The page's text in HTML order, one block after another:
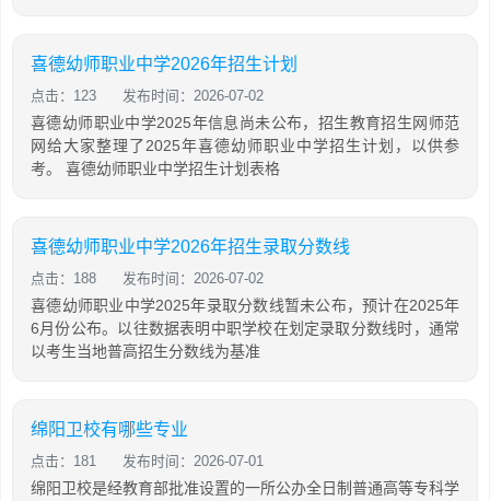
喜德幼师职业中学2026年招生计划
点击：123 发布时间：2026-07-02
喜德幼师职业中学2025年信息尚未公布，招生教育招生网师范
网给大家整理了2025年喜德幼师职业中学招生计划，以供参
考。 喜德幼师职业中学招生计划表格
喜德幼师职业中学2026年招生录取分数线
点击：188 发布时间：2026-07-02
喜德幼师职业中学2025年录取分数线暂未公布，预计在2025年
6月份公布。以往数据表明中职学校在划定录取分数线时，通常
以考生当地普高招生分数线为基准
绵阳卫校有哪些专业
点击：181 发布时间：2026-07-01
绵阳卫校是经教育部批准设置的一所公办全日制普通高等专科学